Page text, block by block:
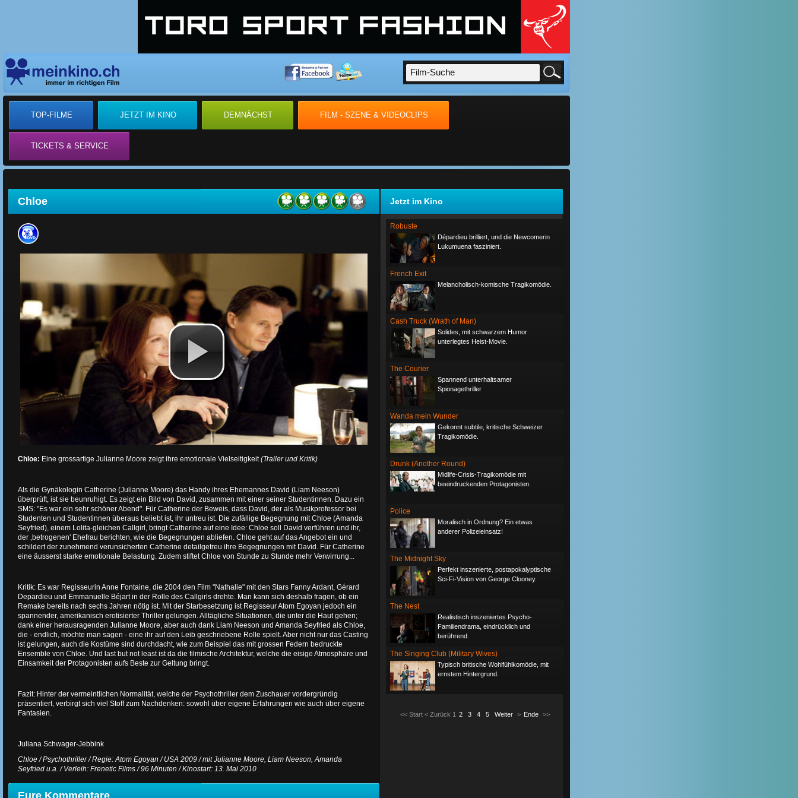
TOP-FILME JETZT IM KINO DEMNÄCHST FILM - SZENE & VIDEOCLIPS
TICKETS & SERVICE
Jetzt im Kino
Robuste
Dépardieu brilliert, und die Newcomerin
Lukumuena fasziniert.
French Exit
Melancholisch-komische Tragikomödie.
Cash Truck (Wrath of Man)
Solides, mit schwarzem Humor
unterlegtes Heist-Movie.
The Courier
Spannend unterhaltsamer
Spionagethriller
Wanda mein Wunder
Gekonnt subtile, kritische Schweizer
Tragikomödie.
Drunk (Another Round)
Midlife-Crisis-Tragikomödie mit
beeindruckenden Protagonisten.
Police
Moralisch in Ordnung? Ein etwas
anderer Polizeieinsatz!
The Midnight Sky
Perfekt inszenierte, postapokalyptische
Sci-Fi-Vision von George Clooney.
The Nest
Realistisch inszeniertes Psycho-
Familiendrama, eindrücklich und
berührend.
The Singing Club (Military Wives)
Typisch britische Wohlfühlkomödie, mit
ernstem Hintergrund.
<< Start < Zurück 1 2 3 4 5 Weiter > Ende >>
Chloe
Chloe: Eine grossartige Julianne Moore zeigt ihre emotionale Vielseitigkeit(Trailer und Kritik)
Als die Gynäkologin Catherine (Julianne Moore) das Handy ihres Ehemannes David (Liam Neeson)
überprüft, ist sie beunruhigt. Es zeigt ein Bild von David, zusammen mit einer seiner Studentinnen. Dazu ein
SMS: "Es war ein sehr schöner Abend". Für Catherine der Beweis, dass David, der als Musikprofessor bei
Studenten und Studentinnen überaus beliebt ist, ihr untreu ist. Die zufällige Begegnung mit Chloe (Amanda
Seyfried), einem Lolita-gleichen Callgirl, bringt Catherine auf eine Idee: Chloe soll David verführen und ihr,
der ‚betrogenen' Ehefrau berichten, wie die Begegnungen abliefen. Chloe geht auf das Angebot ein und
schildert der zunehmend verunsicherten Catherine detailgetreu ihre Begegnungen mit David. Für Catherine
eine äusserst starke emotionale Belastung. Zudem stiftet Chloe von Stunde zu Stunde mehr Verwirrung...
Kritik: Es war Regisseurin Anne Fontaine, die 2004 den Film "Nathalie" mit den Stars Fanny Ardant, Gérard
Depardieu und Emmanuelle Béjart in der Rolle des Callgirls drehte. Man kann sich deshalb fragen, ob ein
Remake bereits nach sechs Jahren nötig ist. Mit der Starbesetzung ist Regisseur Atom Egoyan jedoch ein
spannender, amerikanisch erotisierter Thriller gelungen. Alltägliche Situationen, die unter die Haut gehen;
dank einer herausragenden Julianne Moore, aber auch dank Liam Neeson und Amanda Seyfried als Chloe,
die - endlich, möchte man sagen - eine ihr auf den Leib geschriebene Rolle spielt. Aber nicht nur das Casting
ist gelungen, auch die Kostüme sind durchdacht, wie zum Beispiel das mit grossen Federn bedruckte
Ensemble von Chloe. Und last but not least ist da die filmische Architektur, welche die eisige Atmosphäre und
Einsamkeit der Protagonisten aufs Beste zur Geltung bringt.
Fazit: Hinter der vermeintlichen Normalität, welche der Psychothriller dem Zuschauer vordergründig
präsentiert, verbirgt sich viel Stoff zum Nachdenken: sowohl über eigene Erfahrungen wie auch über eigene
Fantasien.
Juliana Schwager-Jebbink
Chloe / Psychothriller / Regie: Atom Egoyan / USA 2009 / mit Julianne Moore, Liam Neeson, Amanda
Seyfried u.a. / Verleih: Frenetic Films / 96 Minuten / Kinostart: 13. Mai 2010
Eure Kommentare